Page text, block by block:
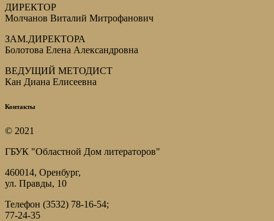
ДИРЕКТОР
Молчанов Виталий Митрофанович
ЗАМ.ДИРЕКТОРА
Болотова Елена Александровна
ВЕДУЩИЙ МЕТОДИСТ
Кан Диана Елисеевна
Контакты
© 2021
ГБУК "Областной Дом литераторов"
460014, Оренбург,
ул. Правды, 10
Телефон (3532) 78-16-54;
77-24-35